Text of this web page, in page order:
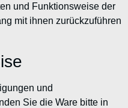
und Funktionsweise der
mit ihnen zurückzuführen
und
Sie die Ware bitte in